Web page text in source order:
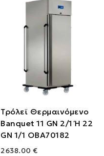
Τρόλεϊ Θερμαινόμενο
Banquet 11 GN 2/1 Ή 22
GN 1/1 OBA70182
2638.00 €